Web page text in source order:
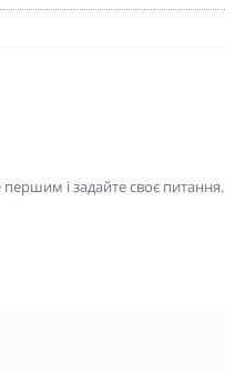
і задайте своє питання.